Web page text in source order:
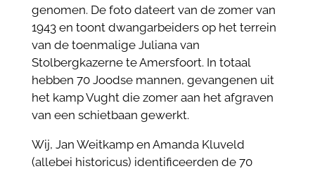
genomen. De foto dateert van de zomer van
1943 en toont dwangarbeiders op het terrein
van de toenmalige Juliana van
Stolbergkazerne te Amersfoort. In totaal
hebben 70 Joodse mannen, gevangenen uit
het kamp Vught die zomer aan het afgraven
van een schietbaan gewerkt.
Wij, Jan Weitkamp en Amanda Kluveld
(allebei historicus) identificeerden de 70